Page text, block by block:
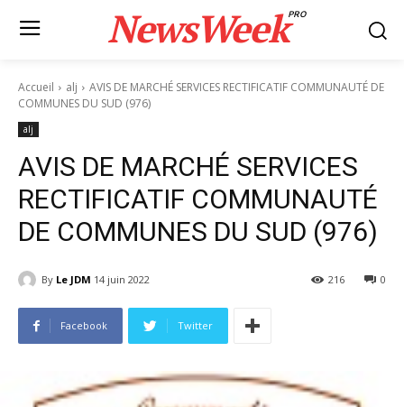
NewsWeekPRO
Accueil alj
AVIS DE MARCHÉ SERVICES RECTIFICATIF COMMUNAUTÉ DE
COMMUNES DU SUD (976)
alj
AVIS DE MARCHÉ SERVICES
RECTIFICATIF COMMUNAUTÉ
DE COMMUNES DU SUD (976)
By Le JDM 14 juin 2022 0
216
Facebook Twitter